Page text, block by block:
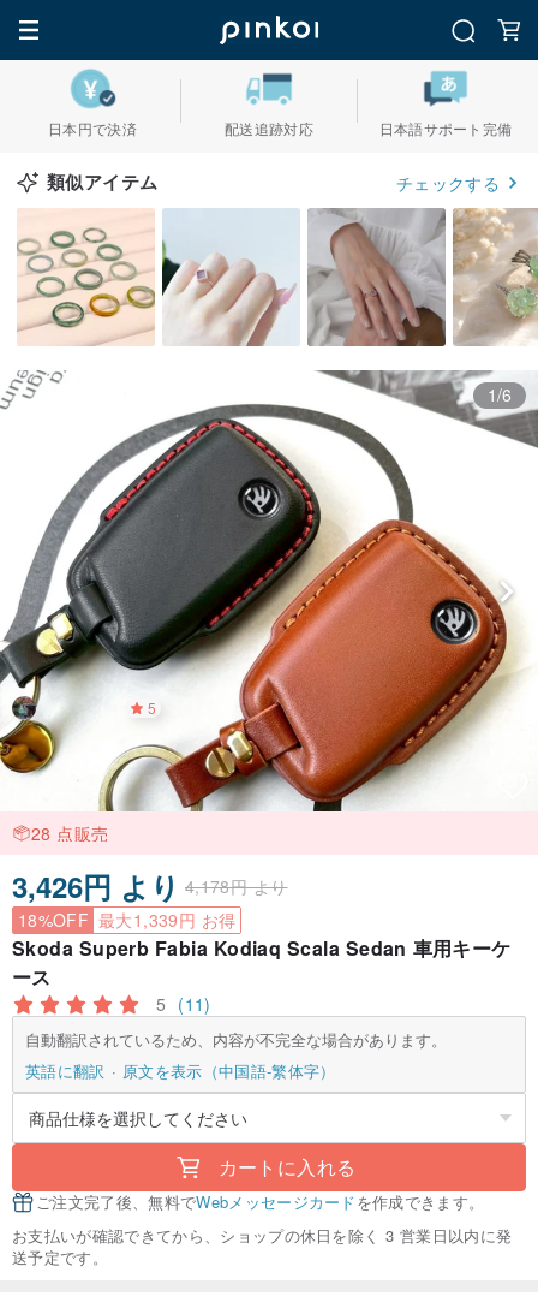
日本円で決済 配送追跡対応 日本語サポート完備
類似アイテム チェックする
1/6
5
28 点販売
3,426円 より 4,178円 より
18%OFF 最大1,339円 お得
Skoda Superb Fabia Kodiaq Scala Sedan 車用キーケ
ース
5 (11)
自動翻訳されているため、内容が不完全な場合があります。
英語に翻訳
原文を表示（中国語-繁体字）
カートに入れる
ご注文完了後、無料でWebメッセージカードを作成できます。
お支払いが確認できてから、ショップの休日を除く 3 営業日以内に発
送予定です。